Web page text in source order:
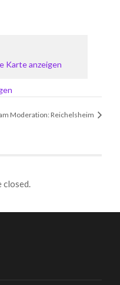
Karte anzeigen
Moderation: Reichelsheim
closed.